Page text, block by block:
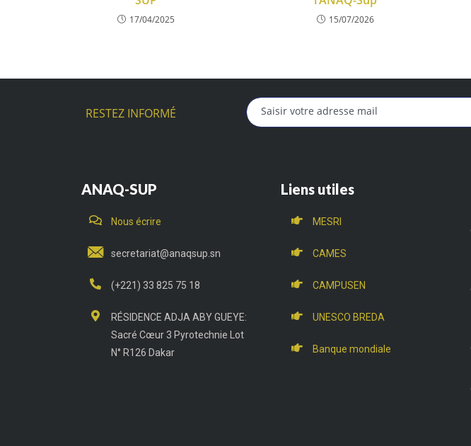
17/04/2025 15/07/2026
RESTEZ INFORMÉ
ANAQ-SUP
Nous écrire
secretariat@anaqsup.sn
(+221) 33 825 75 18
RÉSIDENCE ADJA ABY GUEYE:
Sacré Cœur 3 Pyrotechnie Lot
N° R126 Dakar
Liens utiles
MESRI
CAMES
CAMPUSEN
UNESCO BREDA
Banque mondiale